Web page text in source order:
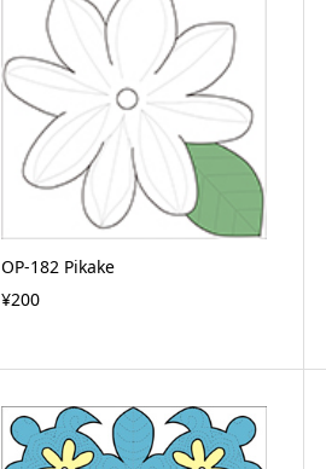
OP-182 Pikake
¥200